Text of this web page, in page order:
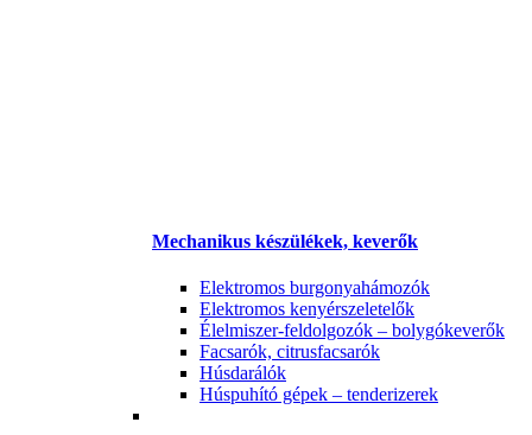
Mechanikus készülékek, keverők
Elektromos burgonyahámozók
Elektromos kenyérszeletelők
Élelmiszer-feldolgozók – bolygókeverők
Facsarók, citrusfacsarók
Húsdarálók
Húspuhító gépek – tenderizerek